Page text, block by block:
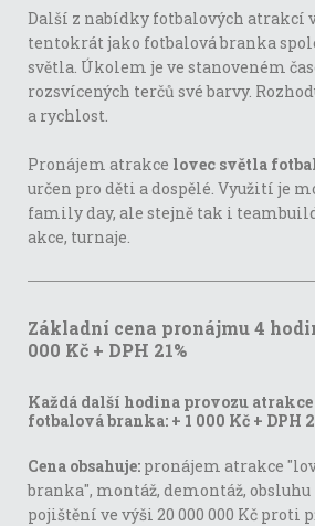
Další z nabídky fotbalových atrakcí
tentokrát jako fotbalová branka
světla. Úkolem je ve stanoveném
rozsvícených terčů své barvy.
a rychlost.
Pronájem atrakce lovec světla
určen pro děti a dospělé. Využití je
family day, ale stejně tak i
akce, turnaje.
Základní cena pronájmu 4
000 Kč + DPH 21%
Každá další hodina provozu
fotbalová branka: + 1 000 Kč + DPH
Cena obsahuje: pronájem atrakce
branka", montáž, demontáž, obsluhu
pojištění ve výši 20 000 000 Kč proti